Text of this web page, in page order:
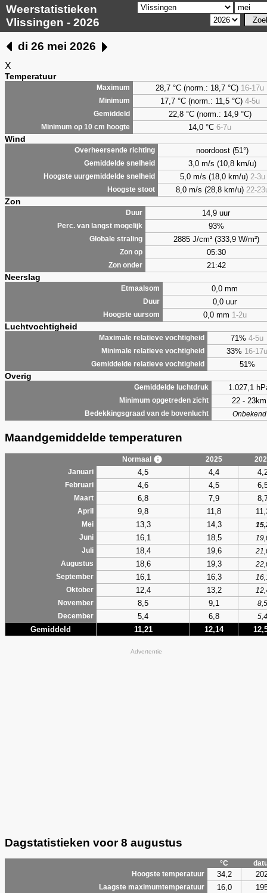
Weerstatistieken
Vlissingen - 2026
di 26 mei 2026
X
Temperatuur
Maximum 28,7 °C (norm.: 18,7 °C) 16-17u
Minimum 17,7 °C (norm.: 11,5 °C) 4-5u
Gemiddeld 22,8 °C (norm.: 14,9 °C)
Minimum op 10 cm hoogte 14,0 °C 6-7u
Wind
Overheersende richting noordoost (51°)
Gemiddelde snelheid 3,0 m/s (10,8 km/u)
Hoogste uurgemiddelde snelheid 5,0 m/s (18,0 km/u) 2-3u
Hoogste stoot 8,0 m/s (28,8 km/u) 22-
Zon
Duur 14,9 uur
Perc. van langst mogelijk 93%
Globale straling 2885 J/cm² (333,9 W/m²)
Zon op 05:30
Zon onder 21:42
Neerslag
Etmaalsom 0,0 mm
Duur 0,0 uur
Hoogste uursom 0,0 mm 1-2u
Luchtvochtigheid
Maximale relatieve vochtigheid 71% 4-5u
Minimale relatieve vochtigheid 33% 16-17u
Gemiddelde relatieve vochtigheid 51%
Overig
Gemiddelde luchtdruk 1.027,1
Minimum opgetreden zicht 22 - 23km
Bedekkingsgraad van de bovenlucht Onbekend
Maandgemiddelde temperaturen
Normaal 2025
Januari
4,5 4,4
Februari 4,6 4,5
Maart 6,8 7,9
April 9,8 11,8
Mei 13,3 14,3
Juni
16,1 18,5
Juli
18,4 19,6
Augustus
18,6 19,3
September
16,1 16,3
Oktober
12,4 13,2
November
8,5 9,1
8,5
December
5,4 6,8 5,4
Gemiddeld 11,21 12,14
Advertentie
Dagstatistieken voor 8 augustus
°C
Hoogste temperatuur
34,2
Laagste maximumtemperatuur 16,0